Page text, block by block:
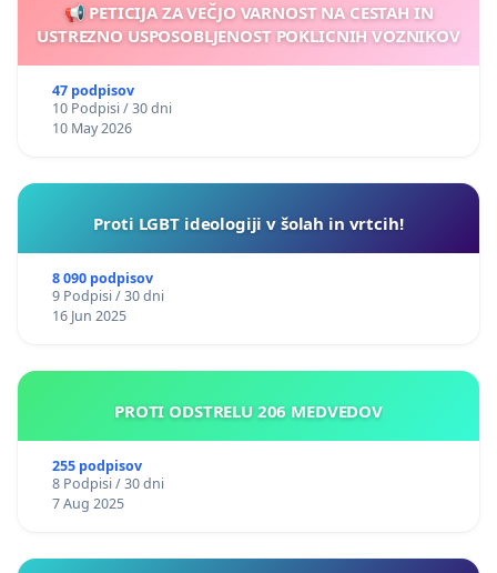
📢 PETICIJA ZA VEČJO VARNOST NA CESTAH IN
USTREZNO USPOSOBLJENOST POKLICNIH VOZNIKOV
47 podpisov
10 Podpisi / 30 dni
10 May 2026
Proti LGBT ideologiji v šolah in vrtcih!
8 090 podpisov
9 Podpisi / 30 dni
16 Jun 2025
PROTI ODSTRELU 206 MEDVEDOV
255 podpisov
8 Podpisi / 30 dni
7 Aug 2025